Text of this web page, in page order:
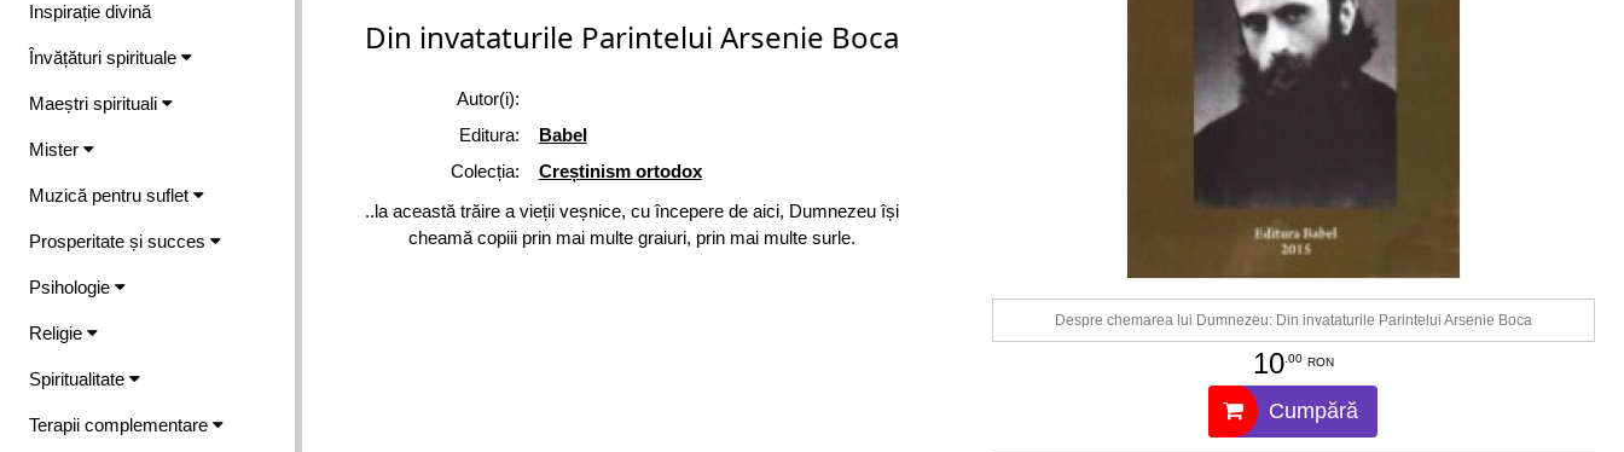
Inspirație divină
Învățături spirituale
Maeștri spirituali
Mister
Muzică pentru suflet
Prosperitate și succes
Psihologie
Religie
Spiritualitate
Terapii complementare
Din invataturile Parintelui Arsenie Boca
Autor(i):
Editura:
Babel
Colecția:
Creștinism ortodox
..la această trăire a vieții veșnice, cu începere de aici, Dumnezeu își
cheamă copiii prin mai multe graiuri, prin mai multe surle.
Despre chemarea lui Dumnezeu: Din invataturile Parintelui Arsenie Boca
10.00 RON
Cumpără